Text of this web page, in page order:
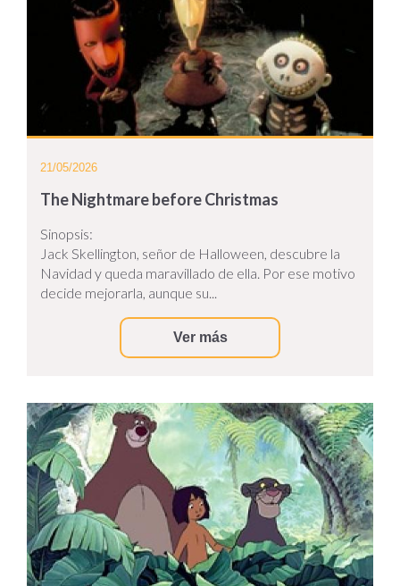
21/05/2026
The Nightmare before Christmas
Sinopsis:
Jack Skellington, señor de Halloween, descubre la
Navidad y queda maravillado de ella. Por ese motivo
decide mejorarla, aunque su...
Ver más